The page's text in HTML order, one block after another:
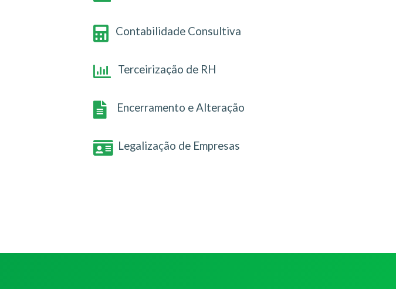
Contabilidade Consultiva
Terceirização de RH
Encerramento e Alteração
Legalização de Empresas